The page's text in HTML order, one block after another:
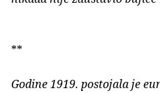
**
Godine 1919. postojala je